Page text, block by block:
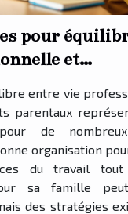
pour
et
entre vie
parentaux
de
organisation
du travail
sa famille
des stratégies